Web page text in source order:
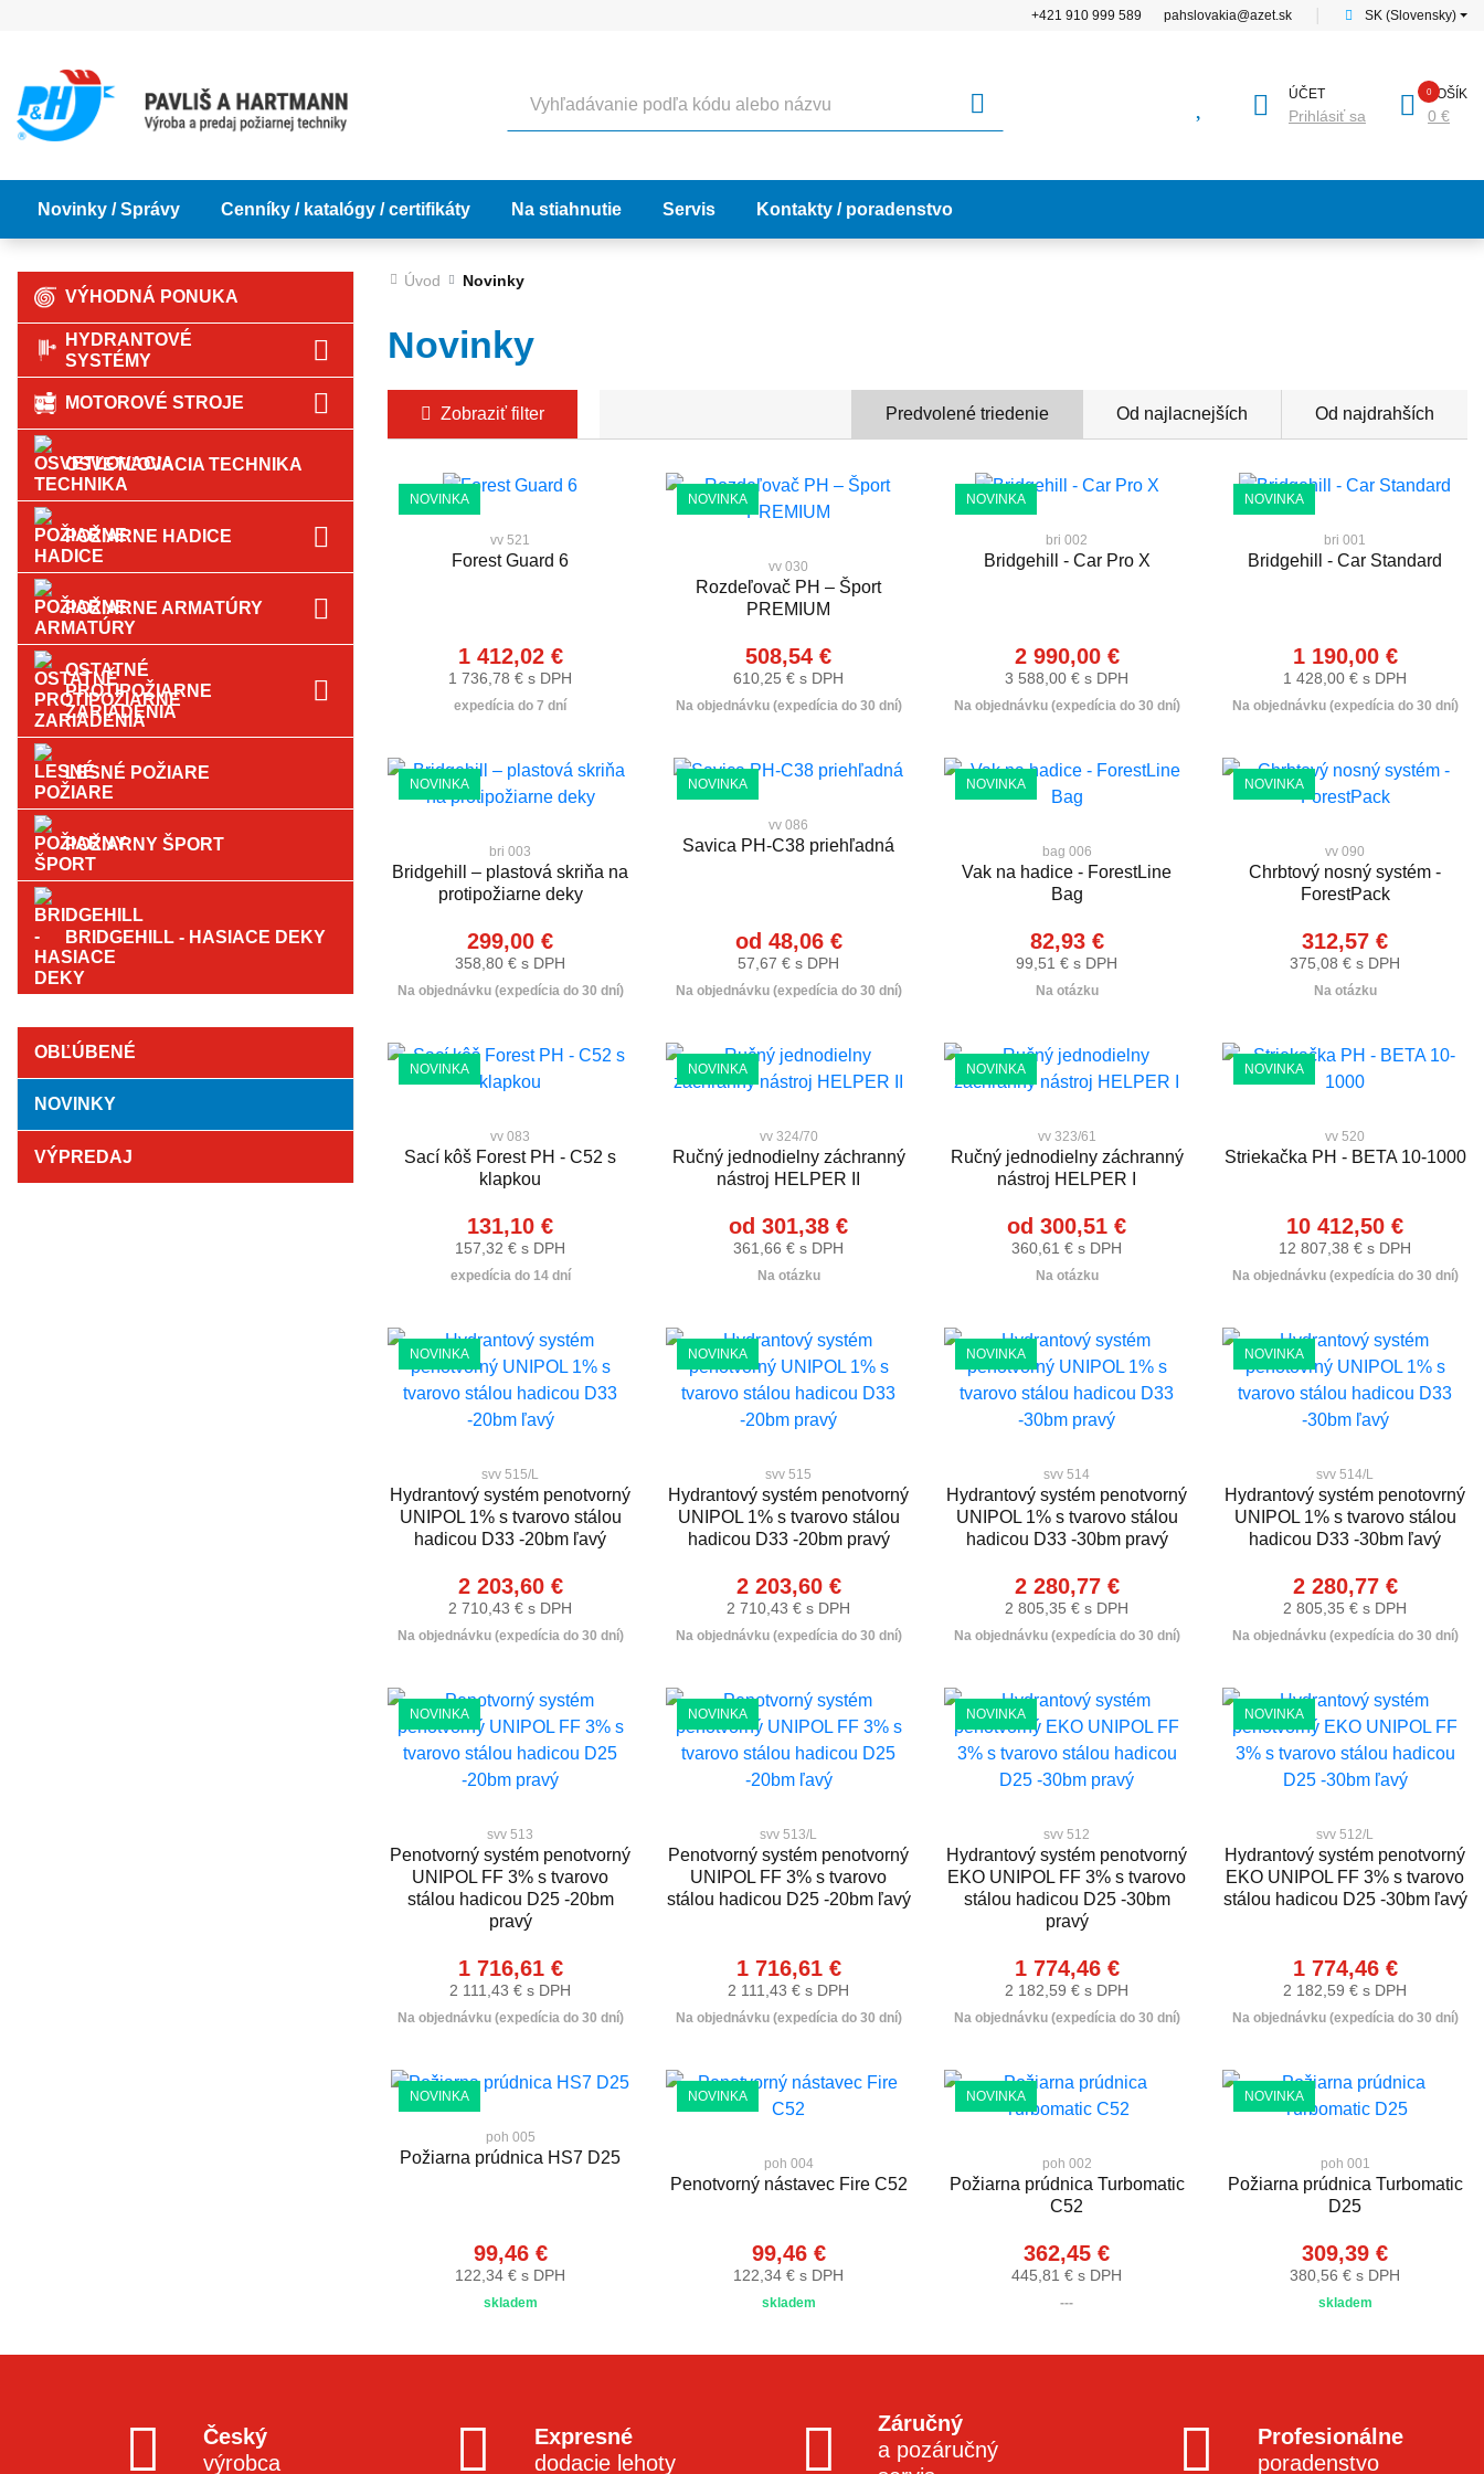
+421 910 999 589 pahslovakia@azet.sk SK (Slovensky)
ÚČET
Prihlásiť sa
KOŠÍK
0 €
Novinky / Správy Cenníky / katalógy / certifikáty Na stiahnutie Servis Kontakty / poradenstvo
VÝHODNÁ PONUKA
HYDRANTOVÉ
SYSTÉMY
MOTOROVÉ STROJE
OSVETĽOVACIA TECHNIKA
POŽIARNE HADICE
POŽIARNE ARMATÚRY
OSTATNÉ
PROTIPOŽIARNE
ZARIADENIA
LESNÉ POŽIARE
POŽIARNY ŠPORT
BRIDGEHILL - HASIACE DEKY
OBĽÚBENÉ
NOVINKY
VÝPREDAJ
Úvod Novinky
Novinky
Zobraziť filter Predvolené triedenie Od najlacnejších Od najdrahších
NOVINKA
vv 521
Forest Guard 6
1 412,02 €
1 736,78 € s DPH
expedícia do 7 dní
NOVINKA
vv 030
Rozdeľovač PH – Šport
PREMIUM
508,54 €
610,25 € s DPH
Na objednávku (expedícia do 30 dní)
NOVINKA
bri 002
Bridgehill - Car Pro X
2 990,00 €
3 588,00 € s DPH
Na objednávku (expedícia do 30 dní)
NOVINKA
bri 001
Bridgehill - Car Standard
1 190,00 €
1 428,00 € s DPH
Na objednávku (expedícia do 30 dní)
NOVINKA
bri 003
Bridgehill – plastová skriňa na
protipožiarne deky
299,00 €
358,80 € s DPH
Na objednávku (expedícia do 30 dní)
NOVINKA
vv 086
Savica PH-C38 priehľadná
od 48,06 €
57,67 € s DPH
Na objednávku (expedícia do 30 dní)
NOVINKA
bag 006
Vak na hadice - ForestLine
Bag
82,93 €
99,51 € s DPH
Na otázku
NOVINKA
vv 090
Chrbtový nosný systém -
ForestPack
312,57 €
375,08 € s DPH
Na otázku
NOVINKA
vv 083
Sací kôš Forest PH - C52 s
klapkou
131,10 €
157,32 € s DPH
expedícia do 14 dní
NOVINKA
vv 324/70
Ručný jednodielny záchranný
nástroj HELPER II
od 301,38 €
361,66 € s DPH
Na otázku
NOVINKA
vv 323/61
Ručný jednodielny záchranný
nástroj HELPER I
od 300,51 €
360,61 € s DPH
Na otázku
NOVINKA
vv 520
Striekačka PH - BETA 10-1000
10 412,50 €
12 807,38 € s DPH
Na objednávku (expedícia do 30 dní)
NOVINKA
svv 515/L
Hydrantový systém penotvorný
UNIPOL 1% s tvarovo stálou
hadicou D33 -20bm ľavý
2 203,60 €
2 710,43 € s DPH
Na objednávku (expedícia do 30 dní)
NOVINKA
svv 515
Hydrantový systém penotvorný
UNIPOL 1% s tvarovo stálou
hadicou D33 -20bm pravý
2 203,60 €
2 710,43 € s DPH
Na objednávku (expedícia do 30 dní)
NOVINKA
svv 514
Hydrantový systém penotvorný
UNIPOL 1% s tvarovo stálou
hadicou D33 -30bm pravý
2 280,77 €
2 805,35 € s DPH
Na objednávku (expedícia do 30 dní)
NOVINKA
svv 514/L
Hydrantový systém penotovrný
UNIPOL 1% s tvarovo stálou
hadicou D33 -30bm ľavý
2 280,77 €
2 805,35 € s DPH
Na objednávku (expedícia do 30 dní)
NOVINKA
svv 513
Penotvorný systém penotvorný
UNIPOL FF 3% s tvarovo
stálou hadicou D25 -20bm
pravý
1 716,61 €
2 111,43 € s DPH
Na objednávku (expedícia do 30 dní)
NOVINKA
svv 513/L
Penotvorný systém penotvorný
UNIPOL FF 3% s tvarovo
stálou hadicou D25 -20bm ľavý
1 716,61 €
2 111,43 € s DPH
Na objednávku (expedícia do 30 dní)
NOVINKA
svv 512
Hydrantový systém penotvorný
EKO UNIPOL FF 3% s tvarovo
stálou hadicou D25 -30bm
pravý
1 774,46 €
2 182,59 € s DPH
Na objednávku (expedícia do 30 dní)
NOVINKA
svv 512/L
Hydrantový systém penotvorný
EKO UNIPOL FF 3% s tvarovo
stálou hadicou D25 -30bm ľavý
1 774,46 €
2 182,59 € s DPH
Na objednávku (expedícia do 30 dní)
NOVINKA
poh 005
Požiarna prúdnica HS7 D25
99,46 €
122,34 € s DPH
skladem
NOVINKA
poh 004
Penotvorný nástavec Fire C52
99,46 €
122,34 € s DPH
skladem
NOVINKA
poh 002
Požiarna prúdnica Turbomatic
C52
362,45 €
445,81 € s DPH
---
NOVINKA
poh 001
Požiarna prúdnica Turbomatic
D25
309,39 €
380,56 € s DPH
skladem
Český
výrobca
Expresné
dodacie lehoty
Záručný
a pozáručný
Profesionálne
poradenstvo